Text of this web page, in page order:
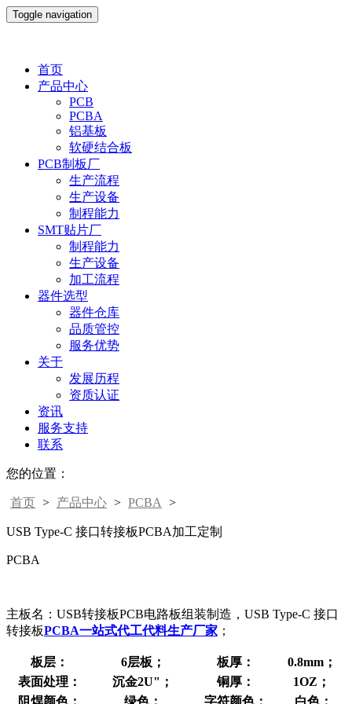
Toggle navigation
首页
产品中心
PCB
PCBA
铝基板
软硬结合板
PCB制板厂
生产流程
生产设备
制程能力
SMT贴片厂
制程能力
生产设备
加工流程
器件选型
器件仓库
品质管控
服务优势
关于
发展历程
资质认证
资讯
服务支持
联系
您的位置：
首页 > 产品中心 > PCBA >
USB Type-C 接口转接板PCBA加工定制
PCBA
主板名：USB转接板PCB电路板组装制造，USB Type-C 接口
转接板PCBA一站式代工代料生产厂家 ；
板层： 6层板； 板厚：
0.8mm；
表面处理：
沉金2U"； 铜厚：
1OZ；
阻焊颜色：
绿色； 字符颜色： 白色；